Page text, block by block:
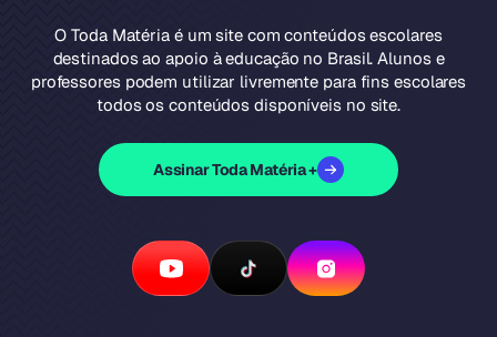
O Toda Matéria é um site com conteúdos escolares
destinados ao apoio à educação no Brasil. Alunos e
professores podem utilizar livremente para fins escolares
todos os conteúdos disponíveis no site.
Assinar Toda Matéria +